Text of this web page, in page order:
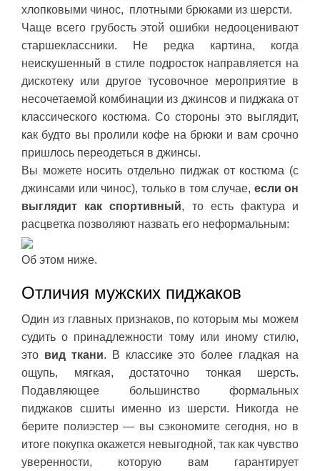
хлопковыми чинос, плотными брюками из шерсти.
Чаще всего грубость этой ошибки недооценивают
старшеклассники. Не редка картина, когда
неискушенный в стиле подросток направляется на
дискотеку или другое тусовочное мероприятие в
несочетаемой комбинации из джинсов и пиджака от
классического костюма. Со стороны это выглядит,
как будто вы пролили кофе на брюки и вам срочно
пришлось переодеться в джинсы.
Вы можете носить отдельно пиджак от костюма (с
джинсами или чинос), только в том случае, если он
выглядит как спортивный, то есть фактура и
расцветка позволяют назвать его неформальным:
Об этом ниже.
Отличия мужских пиджаков
Один из главных признаков, по которым мы можем
судить о принадлежности тому или иному стилю,
это вид ткани. В классике это более гладкая на
ощупь, мягкая, достаточно тонкая шерсть.
Подавляющее большинство формальных
пиджаков сшиты именно из шерсти. Никогда не
берите полиэстер — вы сэкономите сегодня, но в
итоге покупка окажется невыгодной, так как чувство
уверенности, которую вам гарантирует